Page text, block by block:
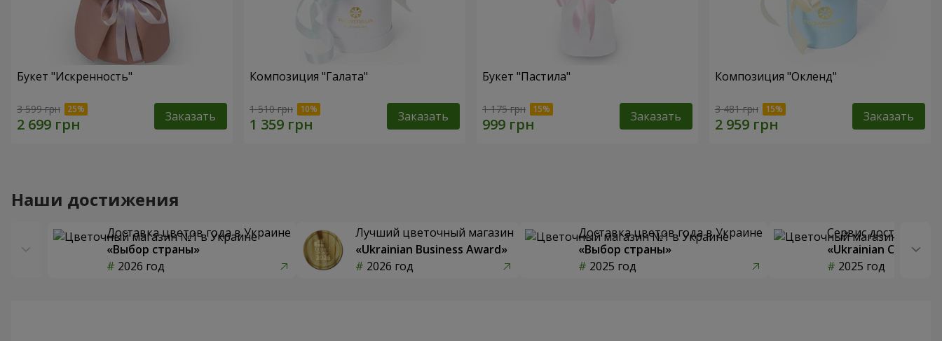
Букет "Искренность"
3 599 грн Заказать
Композиция "Галата"
1 510 грн Заказать
Букет "Пастила"
1 175 грн Заказать
Композиция "Окленд"
3 481 грн Заказать
Наши достижения
Доставка цветов года в Украине
«Выбор страны»
2026 год
Лучший цветочный магазин
«Ukrainian Business Award»
2026 год
Доставка цветов года в Украине
«Выбор страны»
2025 год
Сервис доставки
«Ukrainian Choice»
2025 год